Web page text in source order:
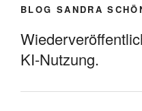
BLOG SANDRA
KI-Nutzung.